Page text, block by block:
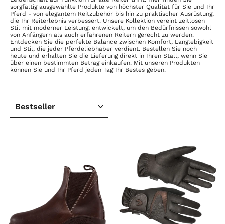
sorgfältig ausgewählte Produkte von höchster Qualität für Sie und Ihr
Pferd - von elegantem Reitzubehör bis hin zu praktischer Ausrüstung,
die Ihr Reiterlebnis verbessert. Unsere Kollektion vereint zeitlosen
Stil mit moderner Leistung, entwickelt, um den Bedürfnissen sowohl
von Anfängern als auch erfahrenen Reitern gerecht zu werden.
Entdecken Sie die perfekte Balance zwischen Komfort, Langlebigkeit
und Stil, die jeder Pferdeliebhaber verdient. Bestellen Sie noch
heute und erhalten Sie die Lieferung direkt in Ihren Stall, wenn Sie
über einen bestimmten Betrag einkaufen. Mit unseren Produkten
können Sie und Ihr Pferd jeden Tag Ihr Bestes geben.